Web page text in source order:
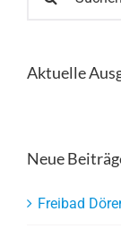
nach:
Aktuelle
Neue
Freibad